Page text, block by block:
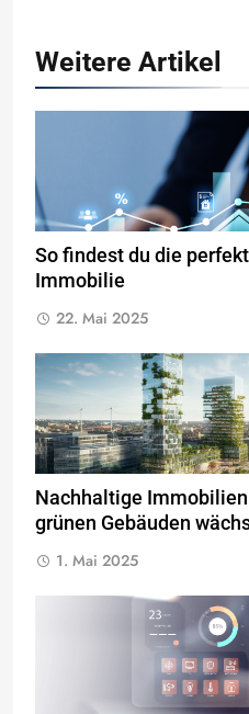
Weitere Artikel
So findest du die
Immobilie
22. Mai 2025
Nachhaltige
grünen Gebäuden
1. Mai 2025